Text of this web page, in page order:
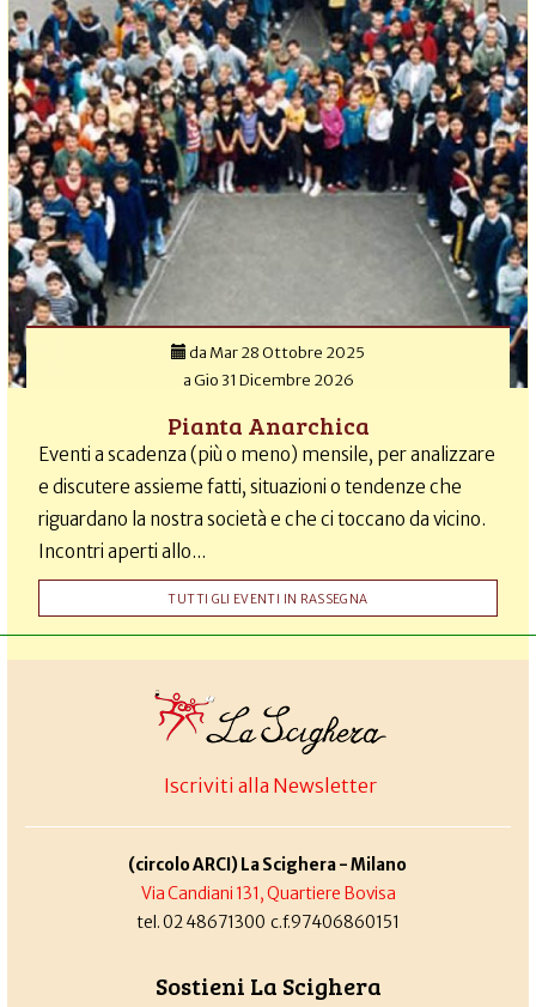
da Mar 28 Ottobre 2025
aGio 31 Dicembre 2026
Pianta Anarchica
Eventi a scadenza (più o meno) mensile, per analizzare
e discutere assieme fatti, situazioni o tendenze che
riguardano la nostra società e che ci toccano da vicino.
Incontri aperti allo...
TUTTI GLI EVENTI IN RASSEGNA
Iscriviti alla Newsletter
(circolo ARCI) La Scighera - Milano
Via Candiani 131, Quartiere Bovisa
tel. 02 48671300 c.f.97406860151
Sostieni La Scighera